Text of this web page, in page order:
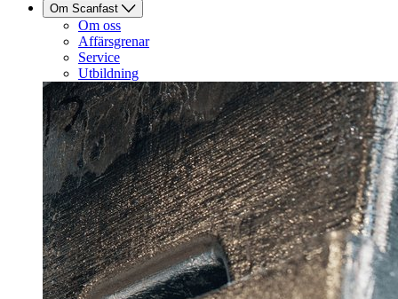
Om Scanfast
Om oss
Affärsgrenar
Service
Utbildning